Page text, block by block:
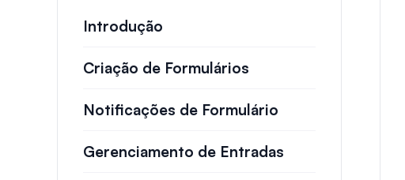
Introdução
Criação de Formulários
Notificações de Formulário
Gerenciamento de Entradas